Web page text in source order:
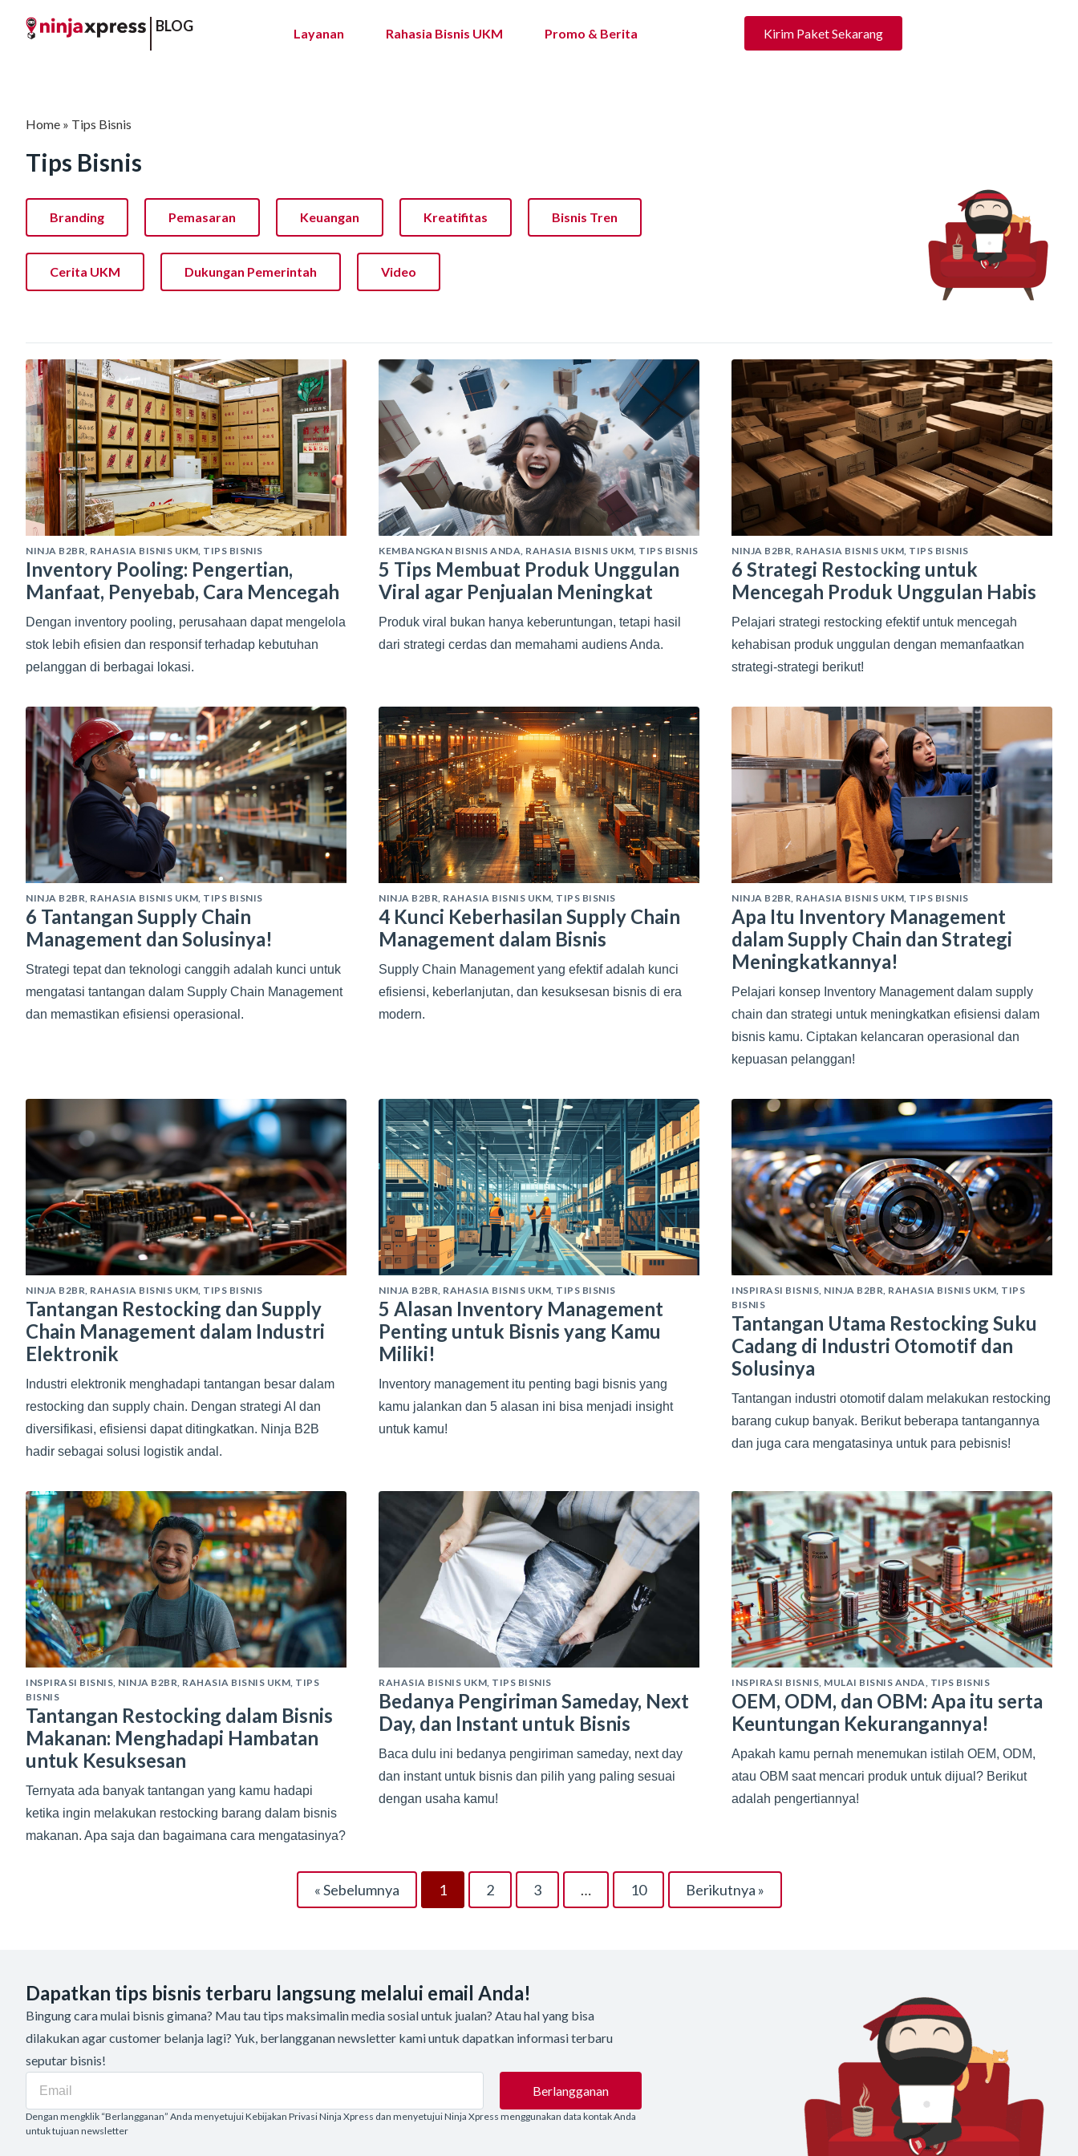
BLOG Layanan Rahasia Bisnis UKM Promo & Berita Kirim Paket Sekarang
Home » Tips Bisnis
Tips Bisnis
Branding Pemasaran Keuangan Kreatifitas Bisnis Tren
Cerita UKM Dukungan Pemerintah Video
NINJA B2BR, RAHASIA BISNIS UKM, TIPS BISNIS
Inventory Pooling: Pengertian,
Manfaat, Penyebab, Cara Mencegah
Dengan inventory pooling, perusahaan dapat mengelola
stok lebih efisien dan responsif terhadap kebutuhan
pelanggan di berbagai lokasi.
KEMBANGKAN BISNIS ANDA, RAHASIA BISNIS UKM, TIPS BISNIS
5 Tips Membuat Produk Unggulan
Viral agar Penjualan Meningkat
Produk viral bukan hanya keberuntungan, tetapi hasil
dari strategi cerdas dan memahami audiens Anda.
NINJA B2BR, RAHASIA BISNIS UKM, TIPS BISNIS
6 Strategi Restocking untuk
Mencegah Produk Unggulan Habis
Pelajari strategi restocking efektif untuk mencegah
kehabisan produk unggulan dengan memanfaatkan
strategi-strategi berikut!
NINJA B2BR, RAHASIA BISNIS UKM, TIPS BISNIS
6 Tantangan Supply Chain
Management dan Solusinya!
Strategi tepat dan teknologi canggih adalah kunci untuk
mengatasi tantangan dalam Supply Chain Management
dan memastikan efisiensi operasional.
NINJA B2BR, RAHASIA BISNIS UKM, TIPS BISNIS
4 Kunci Keberhasilan Supply Chain
Management dalam Bisnis
Supply Chain Management yang efektif adalah kunci
efisiensi, keberlanjutan, dan kesuksesan bisnis di era
modern.
NINJA B2BR, RAHASIA BISNIS UKM, TIPS BISNIS
Apa Itu Inventory Management
dalam Supply Chain dan Strategi
Meningkatkannya!
Pelajari konsep Inventory Management dalam supply
chain dan strategi untuk meningkatkan efisiensi dalam
bisnis kamu. Ciptakan kelancaran operasional dan
kepuasan pelanggan!
NINJA B2BR, RAHASIA BISNIS UKM, TIPS BISNIS
Tantangan Restocking dan Supply
Chain Management dalam Industri
Elektronik
Industri elektronik menghadapi tantangan besar dalam
restocking dan supply chain. Dengan strategi AI dan
diversifikasi, efisiensi dapat ditingkatkan. Ninja B2B
hadir sebagai solusi logistik andal.
NINJA B2BR, RAHASIA BISNIS UKM, TIPS BISNIS
5 Alasan Inventory Management
Penting untuk Bisnis yang Kamu
Miliki!
Inventory management itu penting bagi bisnis yang
kamu jalankan dan 5 alasan ini bisa menjadi insight
untuk kamu!
INSPIRASI BISNIS, NINJA B2BR, RAHASIA BISNIS UKM, TIPS
BISNIS
Tantangan Utama Restocking Suku
Cadang di Industri Otomotif dan
Solusinya
Tantangan industri otomotif dalam melakukan restocking
barang cukup banyak. Berikut beberapa tantangannya
dan juga cara mengatasinya untuk para pebisnis!
INSPIRASI BISNIS, NINJA B2BR, RAHASIA BISNIS UKM, TIPS
BISNIS
Tantangan Restocking dalam Bisnis
Makanan: Menghadapi Hambatan
untuk Kesuksesan
Ternyata ada banyak tantangan yang kamu hadapi
ketika ingin melakukan restocking barang dalam bisnis
makanan. Apa saja dan bagaimana cara mengatasinya?
RAHASIA BISNIS UKM, TIPS BISNIS
Bedanya Pengiriman Sameday, Next
Day, dan Instant untuk Bisnis
Baca dulu ini bedanya pengiriman sameday, next day
dan instant untuk bisnis dan pilih yang paling sesuai
dengan usaha kamu!
INSPIRASI BISNIS, MULAI BISNIS ANDA, TIPS BISNIS
OEM, ODM, dan OBM: Apa itu serta
Keuntungan Kekurangannya!
Apakah kamu pernah menemukan istilah OEM, ODM,
atau OBM saat mencari produk untuk dijual? Berikut
adalah pengertiannya!
« Sebelumnya 1 2 3 … 10 Berikutnya »
Dapatkan tips bisnis terbaru langsung melalui email Anda!
Bingung cara mulai bisnis gimana? Mau tau tips maksimalin media sosial untuk jualan? Atau hal yang bisa
dilakukan agar customer belanja lagi? Yuk, berlangganan newsletter kami untuk dapatkan informasi terbaru
seputar bisnis!
Berlangganan
Dengan mengklik “Berlangganan” Anda menyetujui Kebijakan Privasi Ninja Xpress dan menyetujui Ninja Xpress menggunakan data kontak Anda
untuk tujuan newsletter